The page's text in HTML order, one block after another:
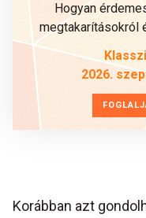
Hogyan
megtakarításokról
2026.
Korábban azt